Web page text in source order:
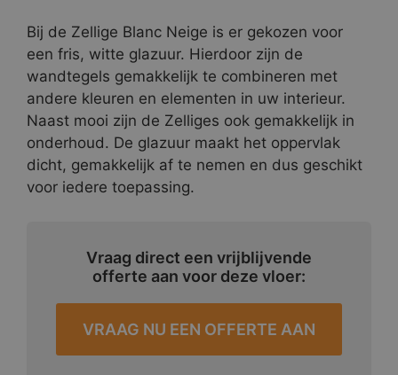
Bij de Zellige Blanc Neige is er gekozen voor
een fris, witte glazuur. Hierdoor zijn de
wandtegels gemakkelijk te combineren met
andere kleuren en elementen in uw interieur.
Naast mooi zijn de Zelliges ook gemakkelijk in
onderhoud. De glazuur maakt het oppervlak
dicht, gemakkelijk af te nemen en dus geschikt
voor iedere toepassing.
Vraag direct een vrijblijvende
offerte aan voor deze vloer:
VRAAG NU EEN OFFERTE AAN